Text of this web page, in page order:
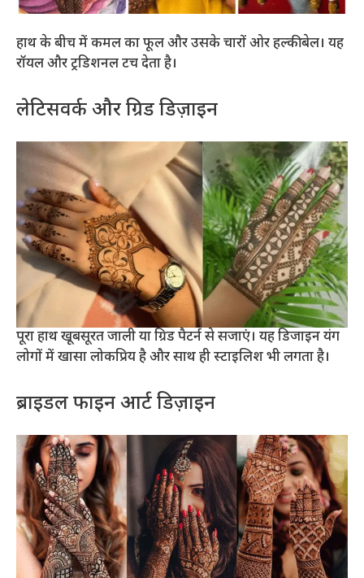
हाथ के बीच में कमल का फूल और उसके चारों ओर हल्की बेल। यह
रॉयल और ट्रडिशनल टच देता है।
लेटिसवर्क और ग्रिड डिज़ाइन
पूरा हाथ खूबसूरत जाली या ग्रिड पैटर्न से सजाएं। यह डिजाइन यंग
लोगों में खासा लोकप्रिय है और साथ ही स्टाइलिश भी लगता है।
ब्राइडल फाइन आर्ट डिज़ाइन